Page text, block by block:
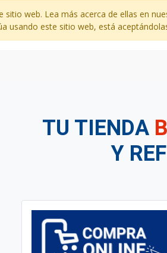
sitio web. Lea más acerca de ellas en
usando este sitio web, está
TU TIENDA
Y